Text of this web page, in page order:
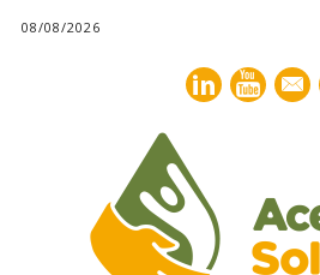
08/08/2026
mail